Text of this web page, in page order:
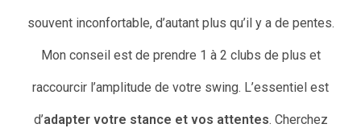
souvent inconfortable, d’autant plus qu’il y a de pentes.
Mon conseil est de prendre 1 à 2 clubs de plus et
raccourcir l’amplitude de votre swing. L’essentiel est
d’adapter votre stance et vos attentes. Cherchez